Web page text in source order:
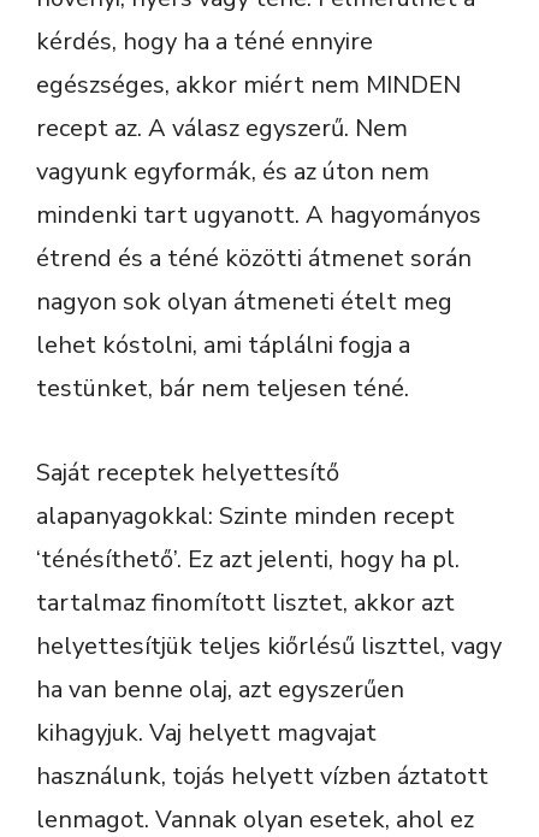
kérdés, hogy ha a téné ennyire
egészséges, akkor miért nem MINDEN
recept az. A válasz egyszerű. Nem
vagyunk egyformák, és az úton nem
mindenki tart ugyanott. A hagyományos
étrend és a téné közötti átmenet során
nagyon sok olyan átmeneti ételt meg
lehet kóstolni, ami táplálni fogja a
testünket, bár nem teljesen téné.
Saját receptek helyettesítő
alapanyagokkal: Szinte minden recept
‘ténésíthető’. Ez azt jelenti, hogy ha pl.
tartalmaz finomított lisztet, akkor azt
helyettesítjük teljes kiőrlésű liszttel, vagy
ha van benne olaj, azt egyszerűen
kihagyjuk. Vaj helyett magvajat
használunk, tojás helyett vízben áztatott
lenmagot. Vannak olyan esetek, ahol ez